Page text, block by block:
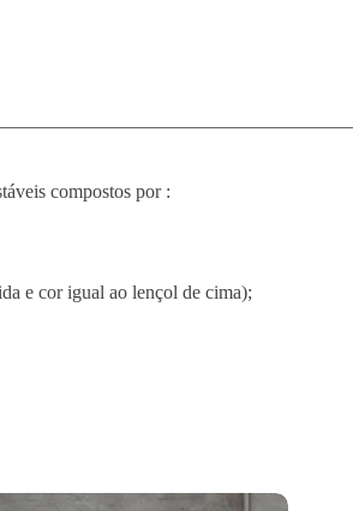
compostos por :
e cor igual ao lençol de cima);